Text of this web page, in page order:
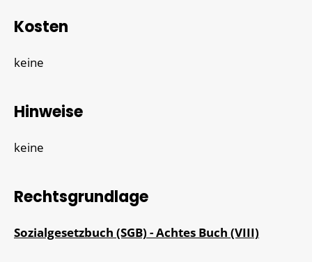
Kosten
keine
Hinweise
keine
Rechtsgrundlage
Sozialgesetzbuch (SGB) - Achtes Buch (VIII)